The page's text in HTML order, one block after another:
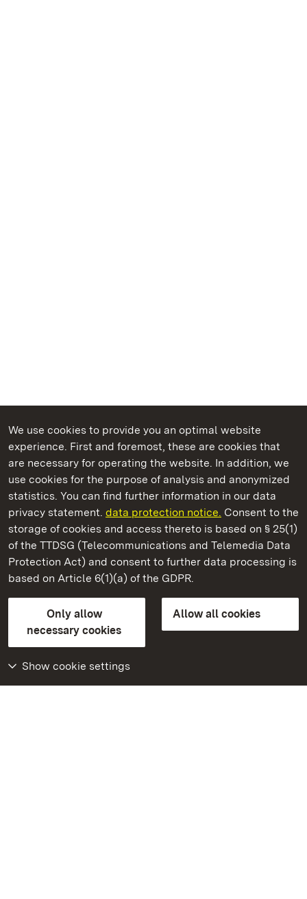
We use cookies to provide you an optimal website
experience. First and foremost, these are cookies that
are necessary for operating the website. In addition, we
use cookies for the purpose of analysis and anonymized
statistics. You can find further information in our data
privacy statement. data protection notice. Consent to the
storage of cookies and access thereto is based on § 25(1)
of the TTDSG (Telecommunications and Telemedia Data
Protection Act) and consent to further data processing is
based on Article 6(1)(a) of the GDPR.
Only allow
necessary cookies
Allow all cookies
Show cookie settings
State Palaces and Gardens of Baden-Wuerttemberg
Ludwigsburg Residential Palace
State Palaces and Gardens of Baden-Wuerttemberg
Contact usFAQMasthead
Declaration on barrier-free access
BITV-konform (geprüfte Seiten)